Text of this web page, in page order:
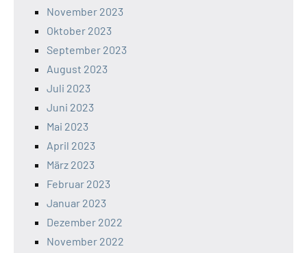
November 2023
Oktober 2023
September 2023
August 2023
Juli 2023
Juni 2023
Mai 2023
April 2023
März 2023
Februar 2023
Januar 2023
Dezember 2022
November 2022